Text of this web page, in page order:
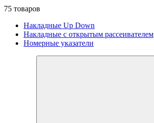
75 товаров
Накладные Up Down
Накладные с открытым рассеивателем
Номерные указатели